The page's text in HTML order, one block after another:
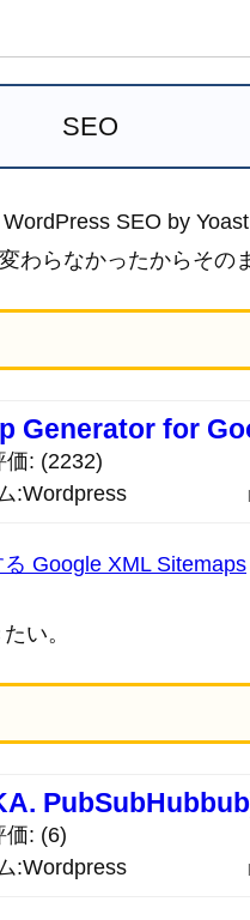
SEO
SEO by
わらなかったからその
Generator for
価 (2232)
Wordpress
Google XML Sitemaps
い。
価 (6)
Wordpress